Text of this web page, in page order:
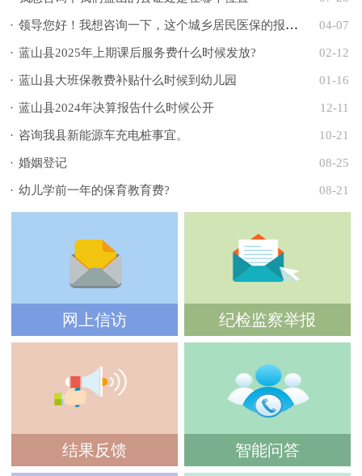
· 领导您好！我想咨询一下，这个城乡居民医保的报销比例到底... 04-07
· 蓝山县2025年上期课后服务费什么时候发放? 02-12
· 蓝山县大班保教费补贴什么时候到幼儿园 01-16
· 蓝山县2024年决算报告什么时候公开 12-11
· 咨询我县新能源车充电桩事宜。 10-21
· 婚姻登记 08-25
· 幼儿学前一年的保育教育费? 08-21
网上信访 纪检监察举报
结果反馈 智能问答